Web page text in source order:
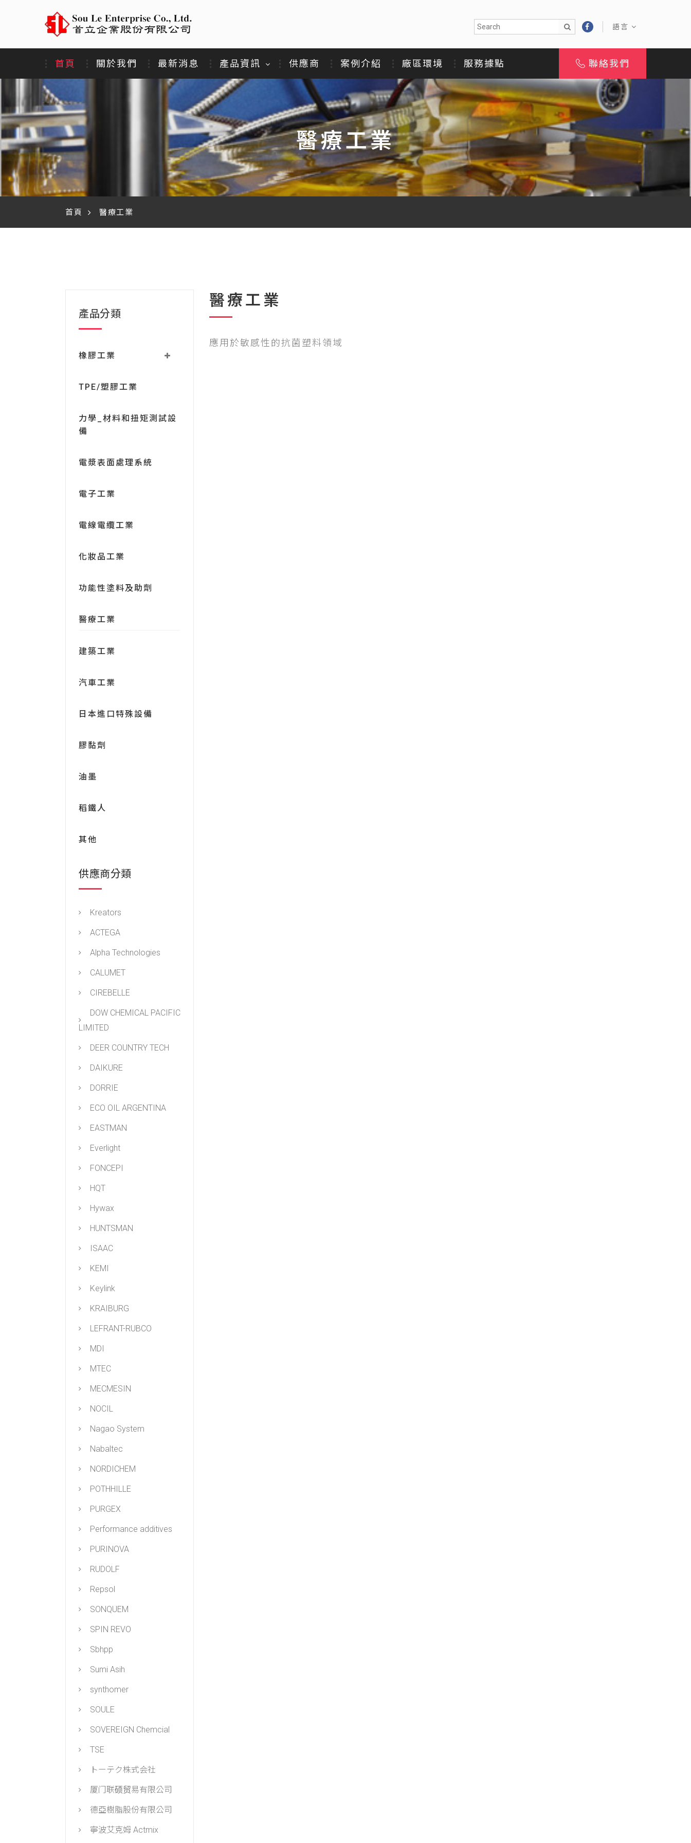
語言
首頁 關於我們 最新消息 產品資訊 供應商 案例介紹 廠區環境 服務據點 聯絡我們
醫療工業
首頁 醫療工業
產品分類
橡膠工業
TPE/塑膠工業
力學_材料和扭矩測試設
備
電漿表面處理系統
電子工業
電線電纜工業
化妝品工業
功能性塗料及助劑
醫療工業
建築工業
汽車工業
日本進口特殊設備
膠黏劑
油墨
稻鐵人
其他
供應商分類
Kreators
ACTEGA
Alpha Technologies
CALUMET
CIREBELLE
DOW CHEMICAL PACIFIC
LIMITED
DEER COUNTRY TECH
DAIKURE
DORRIE
ECO OIL ARGENTINA
EASTMAN
Everlight
FONCEPI
HQT
Hywax
HUNTSMAN
ISAAC
KEMI
Keylink
KRAIBURG
LEFRANT-RUBCO
MDI
MTEC
MECMESIN
NOCIL
Nagao System
Nabaltec
NORDICHEM
POTHHILLE
PURGEX
Performance additives
PURINOVA
RUDOLF
Repsol
SONQUEM
SPIN REVO
Sbhpp
Sumi Asih
synthomer
SOULE
SOVEREIGN Chemcial
TSE
トーテク株式会社
厦门联硕贸易有限公司
德亞樹脂股份有限公司
寧波艾克姆 Actmix
醫療工業
應用於敏感性的抗菌塑料領域